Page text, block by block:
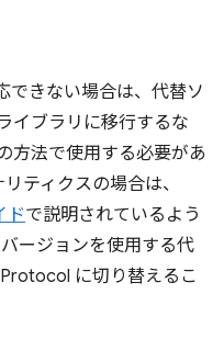
できない場合は、代替ソ
イブラリに移行するな
方法で使用する必要があ
ティクスの場合は、
ドで説明されているよう
ージョンを使用する代
に切り替えるこ